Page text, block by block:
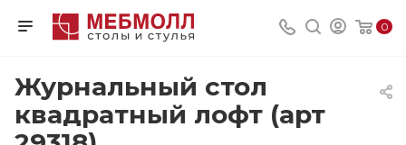
0
Журнальный стол
квадратный лофт (арт